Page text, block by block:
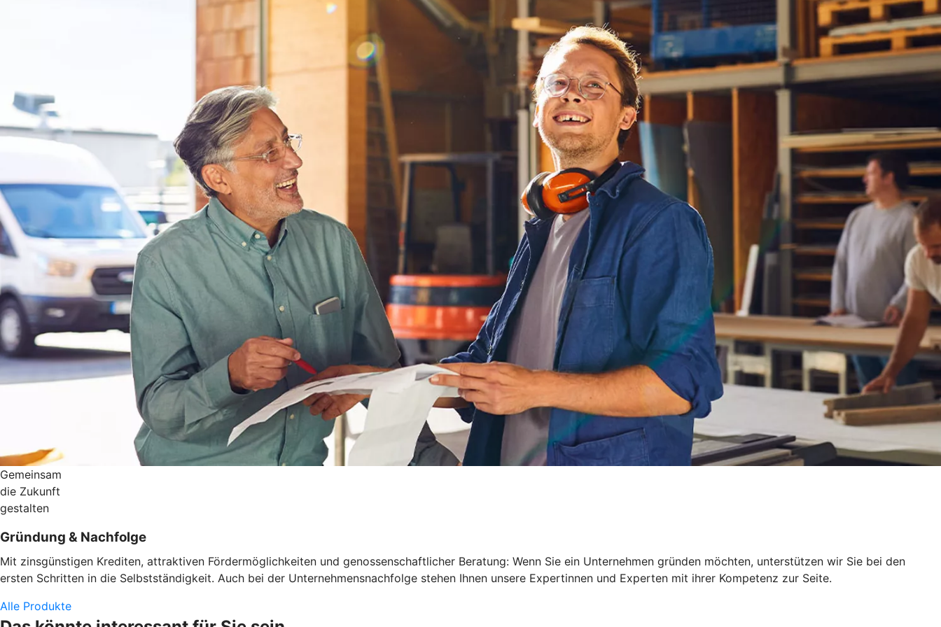
Gemeinsam
die Zukunft
gestalten
Gründung & Nachfolge
Mit zinsgünstigen Krediten, attraktiven Fördermöglichkeiten und genossenschaftlicher Beratung: Wenn Sie ein Unternehmen gründen möchten, unterstützen wir Sie bei den
ersten Schritten in die Selbstständigkeit. Auch bei der Unternehmensnachfolge stehen Ihnen unsere Expertinnen und Experten mit ihrer Kompetenz zur Seite.
Alle Produkte